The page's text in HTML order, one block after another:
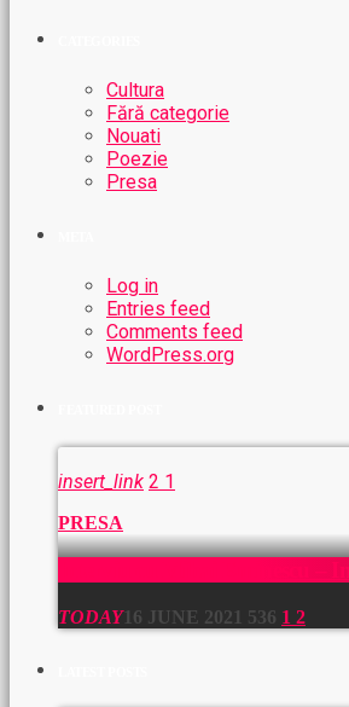
Cultura
Fără categorie
Nouati
Poezie
Presa
Log in
Entries feed
Comments feed
WordPress.org
insert_link 2 1
PRESA
Interviu cu Mihai Eminescu –
TODAY16 JUNE 2021 536 1 2